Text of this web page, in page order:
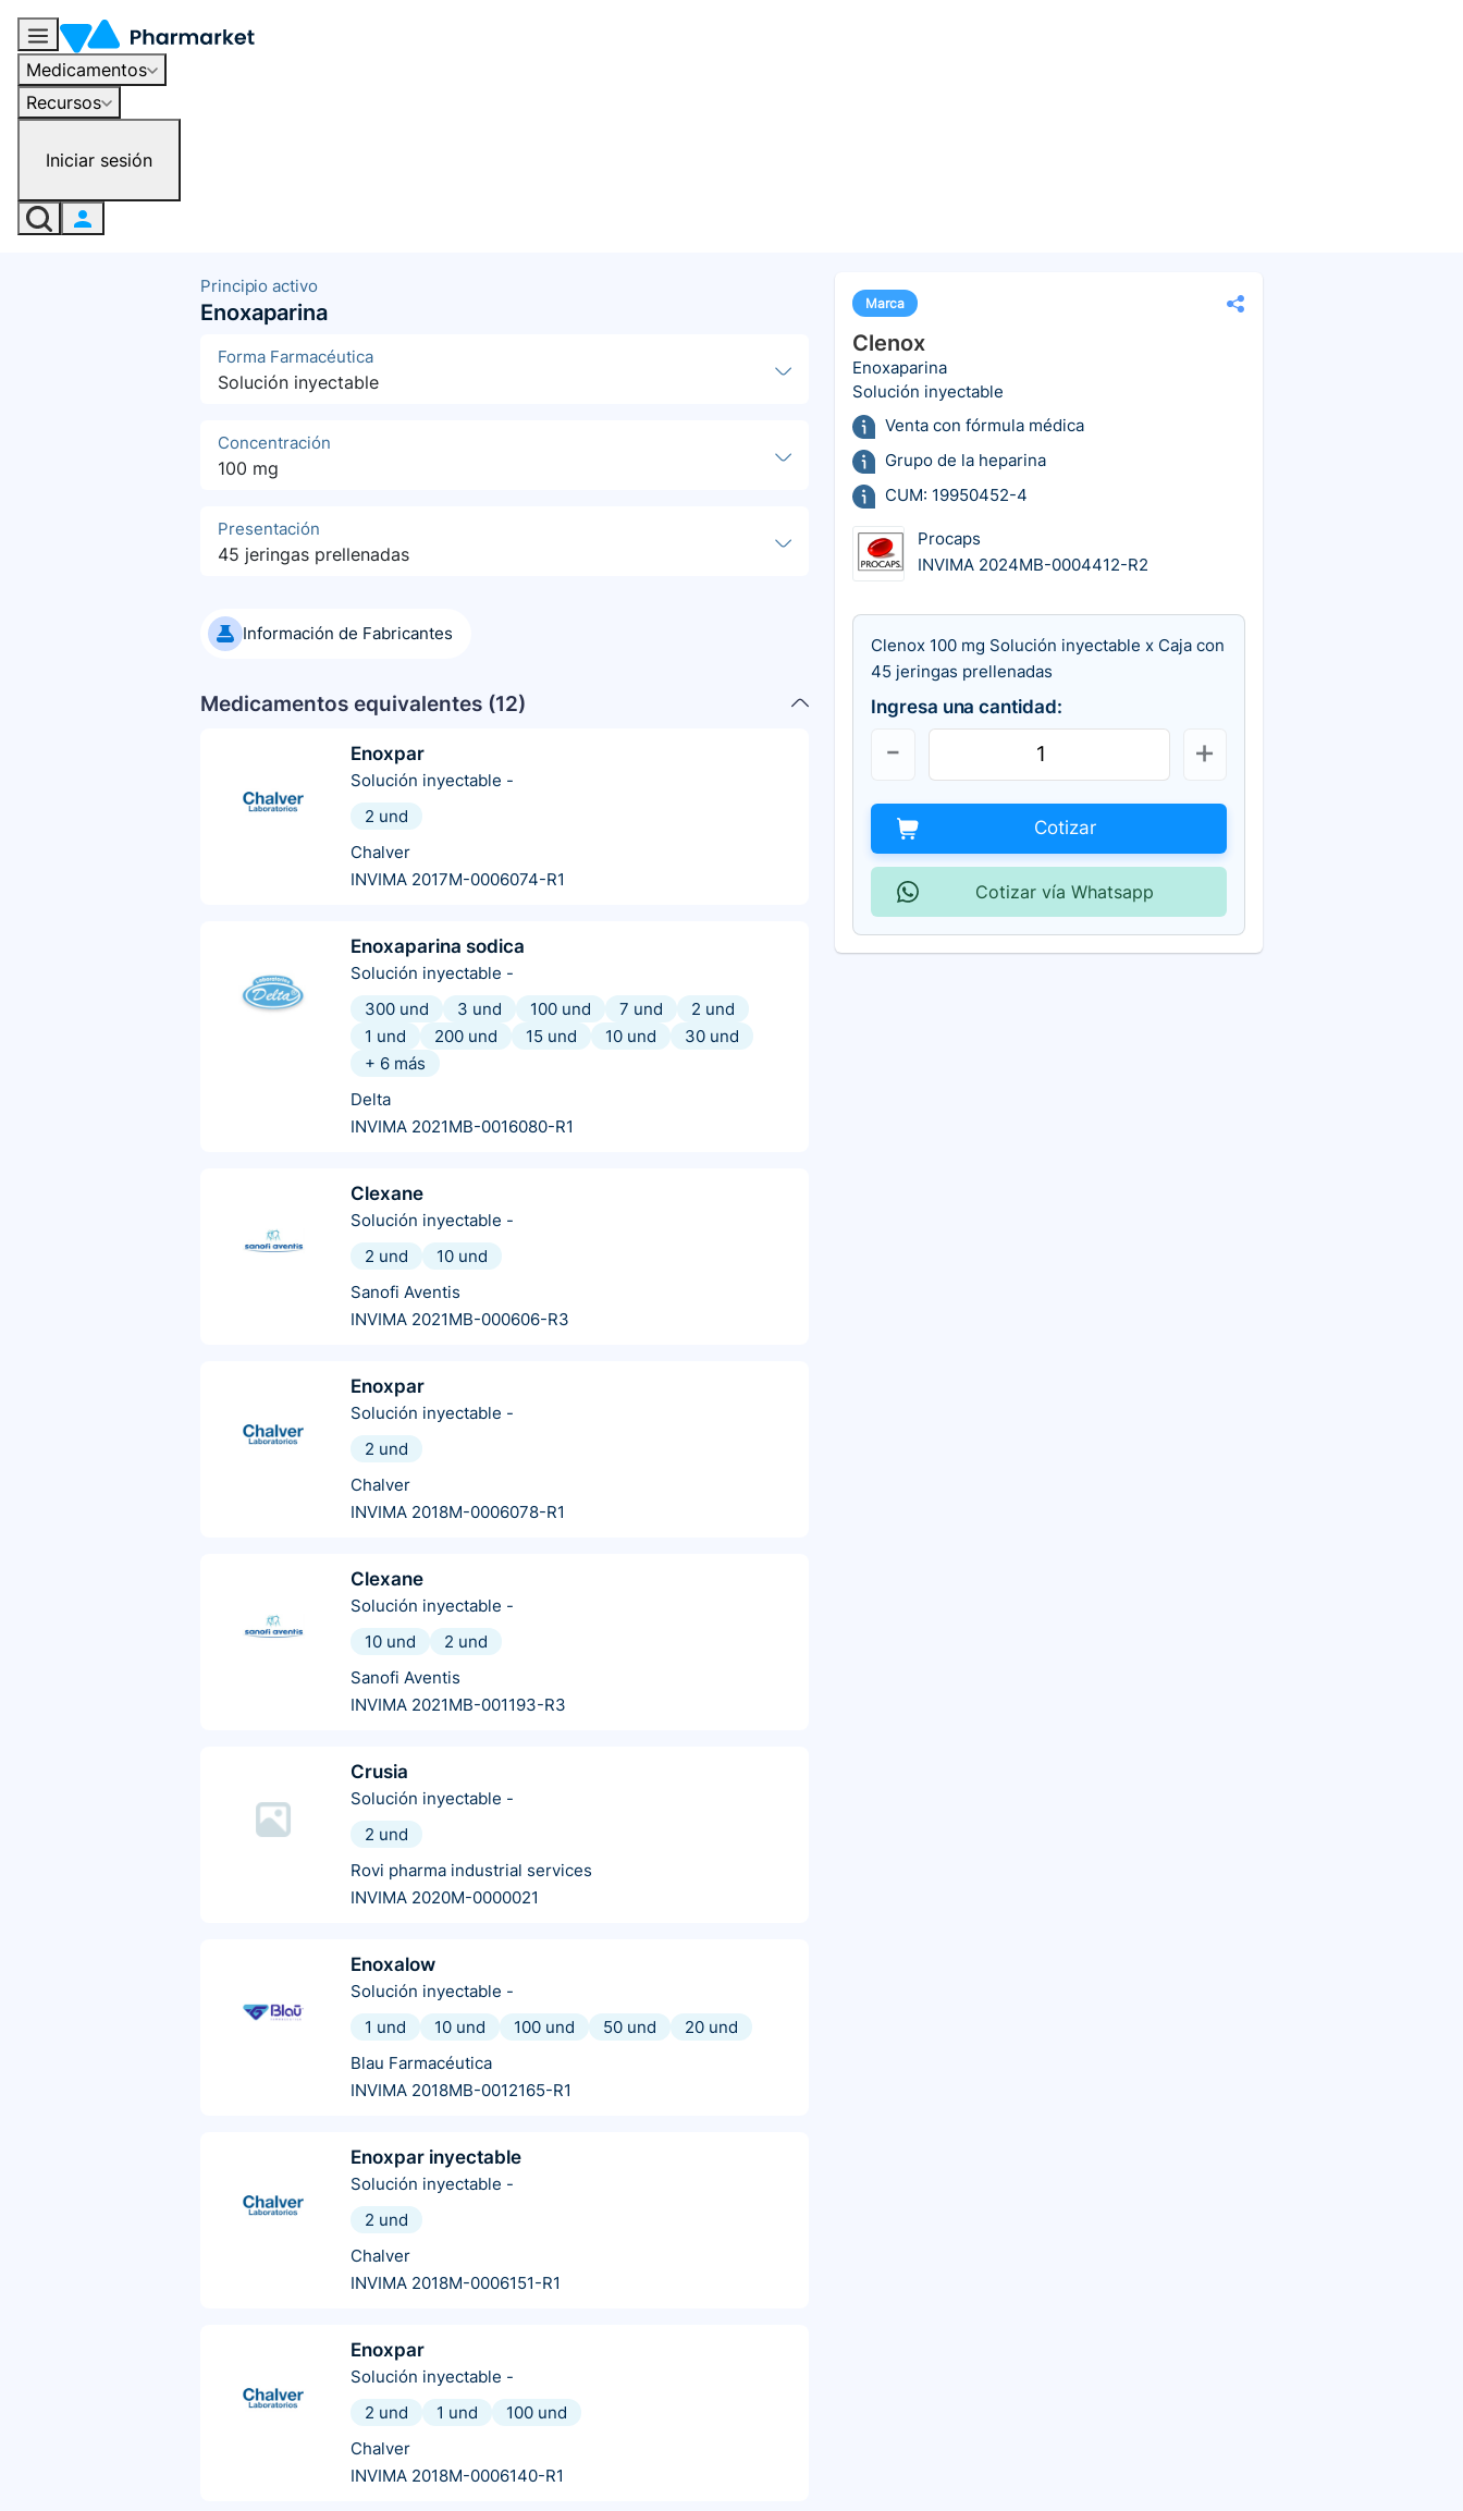
Medicamentos
Recursos
Iniciar sesión
Principio activo
Enoxaparina
Forma Farmacéutica
Solución inyectable
Concentración
100 mg
Presentación
45 jeringas prellenadas
Información de Fabricantes
Medicamentos equivalentes (12)
Enoxpar
Solución inyectable -
2 und
Chalver
INVIMA 2017M-0006074-R1
Enoxaparina sodica
Solución inyectable -
300 und
3 und 100 und 7 und
2 und
1 und
200 und 15 und 10 und
30 und
+ 6 más
Delta
INVIMA 2021MB-0016080-R1
Clexane
Solución inyectable -
2 und
10 und
Sanofi Aventis
INVIMA 2021MB-000606-R3
Enoxpar
Solución inyectable -
2 und
Chalver
INVIMA 2018M-0006078-R1
Clexane
Solución inyectable -
10 und
2 und
Sanofi Aventis
INVIMA 2021MB-001193-R3
Crusia
Solución inyectable -
2 und
Rovi pharma industrial services
INVIMA 2020M-0000021
Enoxalow
Solución inyectable -
1 und
10 und 100 und 50 und
20 und
Blau Farmacéutica
INVIMA 2018MB-0012165-R1
Enoxpar inyectable
Solución inyectable -
2 und
Chalver
INVIMA 2018M-0006151-R1
Enoxpar
Solución inyectable -
2 und
1 und
100 und
Chalver
INVIMA 2018M-0006140-R1
Marca
Clenox
Enoxaparina
Solución inyectable
Venta con fórmula médica
Grupo de la heparina
CUM: 19950452-4
Procaps
INVIMA 2024MB-0004412-R2
Clenox 100 mg Solución inyectable x Caja con
45 jeringas prellenadas
Ingresa una cantidad:
Cotizar
Cotizar vía Whatsapp